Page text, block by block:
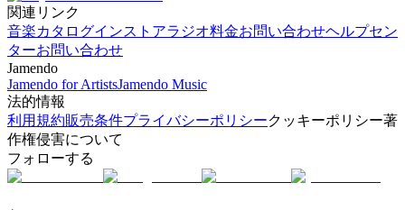
関連リンク
音楽カタログインストアラジオ料金お問い合わせヘルプセン
ターお問い合わせ
Jamendo
Jamendo for ArtistsJamendo Music
法的情報
利用規約販売条件プライバシーポリシークッキーポリシー著
作権侵害について
フォローする